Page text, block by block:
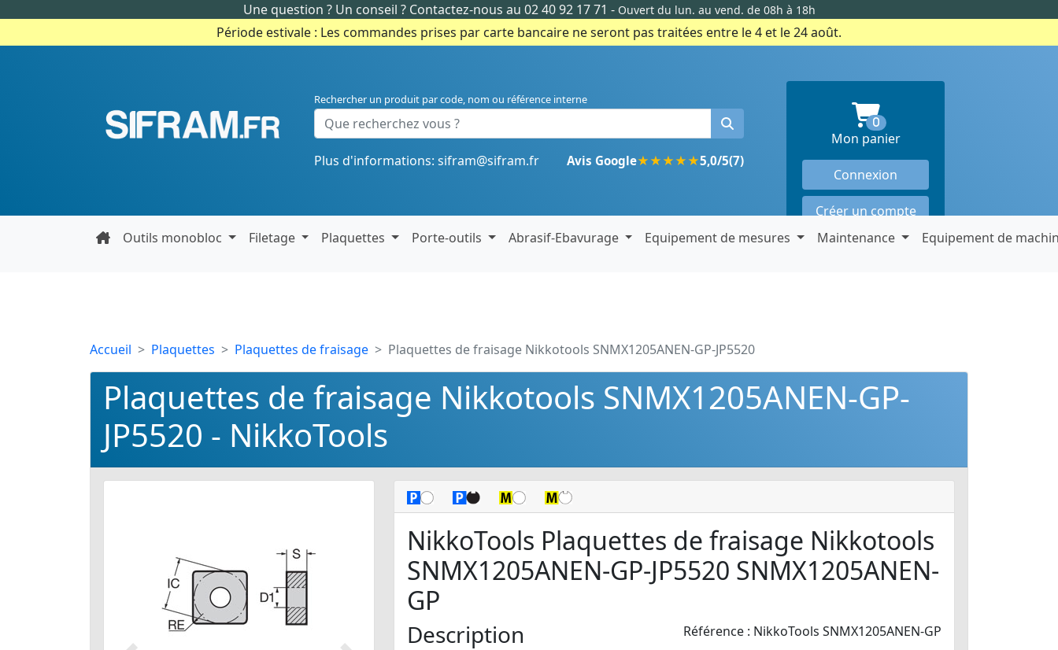
Une question ? Un conseil ?Contactez-nous au 02 40 92 17 71 - Ouvert du lun. au vend. de 08h à 18h
Période estivale : Les commandes prises par carte bancaire ne seront pas traitées entre le 4 et le 24 août.
Rechercher un produit par code, nom ou référence interne
Plus d'informations: sifram@sifram.fr Avis Google★★★★★5,0/5(7)
0produits en panier
Mon panier
Connexion
Créer un compte
Outils monobloc
Filetage Plaquettes Porte-outils Abrasif-Ebavurage Equipement de mesures Maintenance Equipement de
Accueil Plaquettes Plaquettes de fraisage Plaquettes de fraisage Nikkotools SNMX1205ANEN-GP-JP5520
Plaquettes de fraisage Nikkotools SNMX1205ANEN-GP-
JP5520 - NikkoTools
NikkoTools Plaquettes de fraisage Nikkotools
SNMX1205ANEN-GP-JP5520 SNMX1205ANEN-
GP
Référence : NikkoTools SNMX1205ANEN-GP
Description